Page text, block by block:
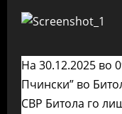
На 30.12.2025 во
Пчински” во
СВР Битола го